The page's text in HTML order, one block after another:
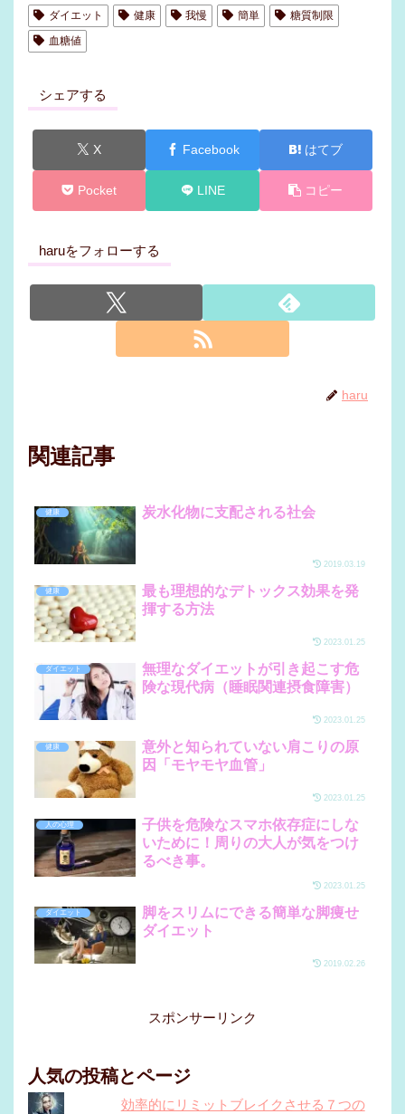
ダイエット 健康 我慢 簡単
糖質制限
血糖値
シェアする
X Facebook はてブ
Pocket LINE コピー
haruをフォローする
haru
関連記事
健康 炭水化物に支配される社会
2019.03.19
健康
最も理想的なデトックス効果を発
揮する方法
2023.01.25
ダイエット
無理なダイエットが引き起こす危
険な現代病（睡眠関連摂食障害）
2023.01.25
健康
意外と知られていない肩こりの原
因「モヤモヤ血管」
2023.01.25
人の心理
子供を危険なスマホ依存症にしな
いために！周りの大人が気をつけ
るべき事。
2023.01.25
ダイエット
脚をスリムにできる簡単な脚痩せ
ダイエット
2019.02.26
スポンサーリンク
人気の投稿とページ
効率的にリミットブレイクさせる７つの